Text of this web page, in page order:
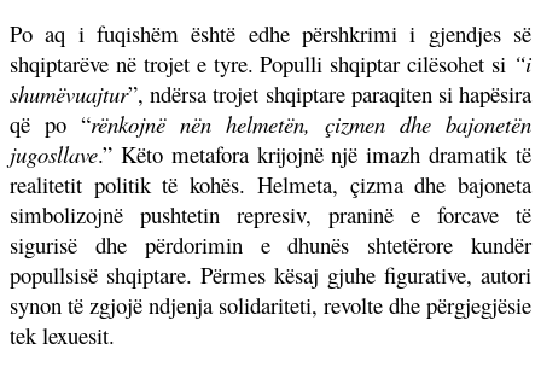
Po aq i fuqishëm është edhe përshkrimi i gjendjes së
shqiptarëve në trojet e tyre. Populli shqiptar cilësohet si “i
shumëvuajtur”, ndërsa trojet shqiptare paraqiten si hapësira
që po “rënkojnë nën helmetën, çizmen dhe bajonetën
jugosllave.” Këto metafora krijojnë një imazh dramatik të
realitetit politik të kohës. Helmeta, çizma dhe bajoneta
simbolizojnë pushtetin represiv, praninë e forcave të
sigurisë dhe përdorimin e dhunës shtetërore kundër
popullsisë shqiptare. Përmes kësaj gjuhe figurative, autori
synon të zgjojë ndjenja solidariteti, revolte dhe përgjegjësie
tek lexuesit.